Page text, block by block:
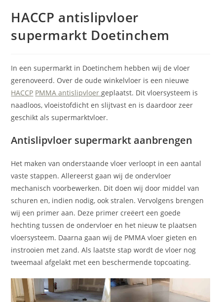
HACCP antislipvloer
supermarkt Doetinchem
In een supermarkt in Doetinchem hebben wij de vloer
gerenoveerd. Over de oude winkelvloer is een nieuwe
HACCP PMMA antislipvloergeplaatst. Dit vloersysteem is
naadloos, vloeistofdicht en slijtvast en is daardoor zeer
geschikt als supermarktvloer.
Antislipvloer supermarkt aanbrengen
Het maken van onderstaande vloer verloopt in een aantal
vaste stappen. Allereerst gaan wij de ondervloer
mechanisch voorbewerken. Dit doen wij door middel van
schuren en, indien nodig, ook stralen. Vervolgens brengen
wij een primer aan. Deze primer creëert een goede
hechting tussen de ondervloer en het nieuw te plaatsen
vloersysteem. Daarna gaan wij de PMMA vloer gieten en
instrooien met zand. Als laatste stap wordt de vloer nog
tweemaal afgelakt met een beschermende topcoating.